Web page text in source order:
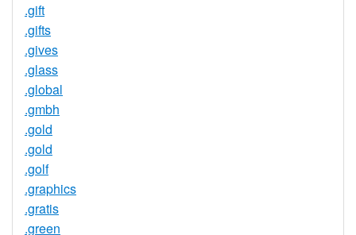
.gift
.gifts
.gives
.glass
.global
.gmbh
.gold
.gold
.golf
.graphics
.gratis
.green